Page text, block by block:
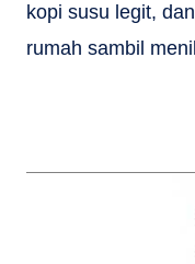
kopi susu legit,
rumah sambil